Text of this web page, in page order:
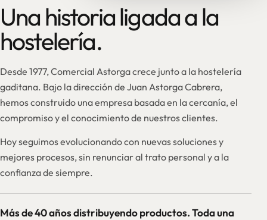
Una historia ligada a la
hostelería.
Desde 1977, Comercial Astorga crece junto a la hostelería
gaditana. Bajo la dirección de Juan Astorga Cabrera,
hemos construido una empresa basada en la cercanía, el
compromiso y el conocimiento de nuestros clientes.
Hoy seguimos evolucionando con nuevas soluciones y
mejores procesos, sin renunciar al trato personal y a la
confianza de siempre.
Más de 40 años distribuyendo productos. Toda una